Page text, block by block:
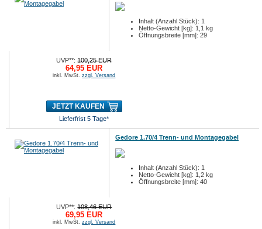
Inhalt (Anzahl Stück): 1
Netto-Gewicht [kg]: 1,1 kg
Öffnungsbreite [mm]: 29
UVP**:100,25 EUR
64,95 EUR
inkl. MwSt.zzgl. Versand
JETZT KAUFEN
Lieferfrist 5 Tage*
Gedore 1.70/4 Trenn- und Montagegabel
Inhalt (Anzahl Stück): 1
Netto-Gewicht [kg]: 1,2 kg
Öffnungsbreite [mm]: 40
UVP**:108,46 EUR
69,95 EUR
inkl. MwSt.zzgl. Versand